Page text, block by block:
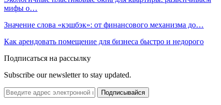
мифы о…
Значение слова «кэшбэк»: от финансового механизма до…
Как арендовать помещение для бизнеса быстро и недорого
Подписаться на рассылку
Subscribe our newsletter to stay updated.
Подписывайся